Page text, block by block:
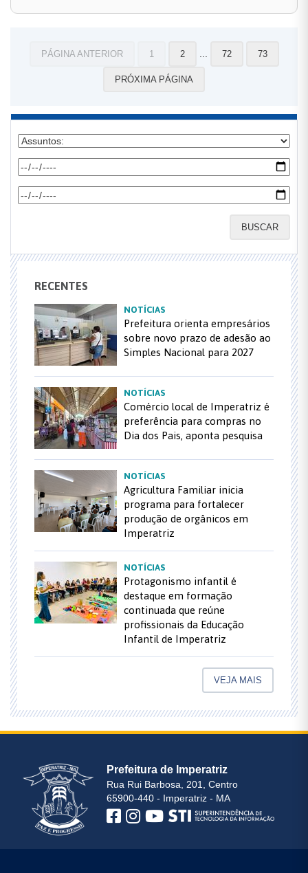
PÁGINA ANTERIOR 1 2 72 73
PRÓXIMA PÁGINA
BUSCAR
RECENTES
NOTÍCIAS
Prefeitura orienta empresários
sobre novo prazo de adesão ao
Simples Nacional para 2027
NOTÍCIAS
Comércio local de Imperatriz é
preferência para compras no
Dia dos Pais, aponta pesquisa
NOTÍCIAS
Agricultura Familiar inicia
programa para fortalecer
produção de orgânicos em
Imperatriz
NOTÍCIAS
Protagonismo infantil é
destaque em formação
continuada que reúne
profissionais da Educação
Infantil de Imperatriz
VEJA MAIS
Prefeitura de Imperatriz
Rua Rui Barbosa, 201, Centro
65900-440 - Imperatriz - MA